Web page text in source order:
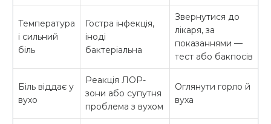
Температура
і сильний
біль
Гостра інфекція,
іноді
бактеріальна
Звернутися до
лікаря, за
показаннями —
тест або бакпосів
Біль віддає у
вухо
Реакція ЛОР-
зони або супутня
проблема з вухом
Оглянути горло й
вуха